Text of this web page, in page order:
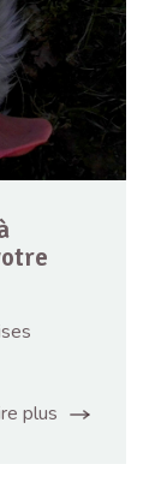
plus